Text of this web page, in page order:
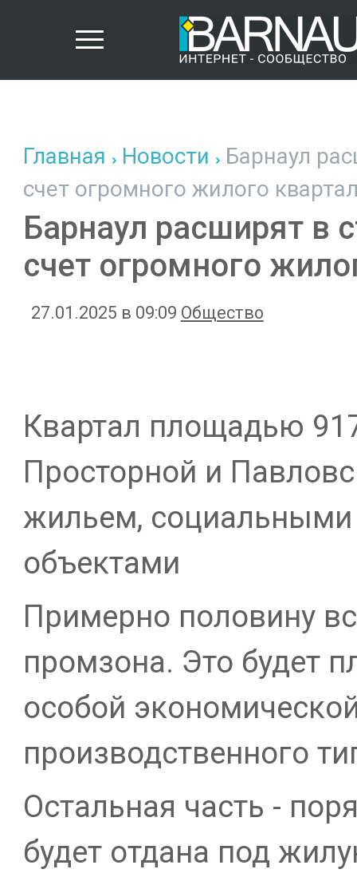
Главная Новости Барнаул
счет огромного жилого
Барнаул расширят в
счет огромного
27.01.2025 в 09:09 Общество
Квартал площадью
Просторной и
жильем,
объектами
Примерно половину
промзона. Это будет
особой
производственного
Остальная часть -
будет отдана под